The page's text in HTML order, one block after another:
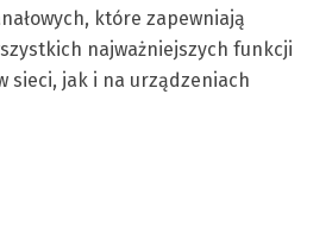
które zapewniają
najważniejszych funkcji
sieci, jak i na urządzeniach